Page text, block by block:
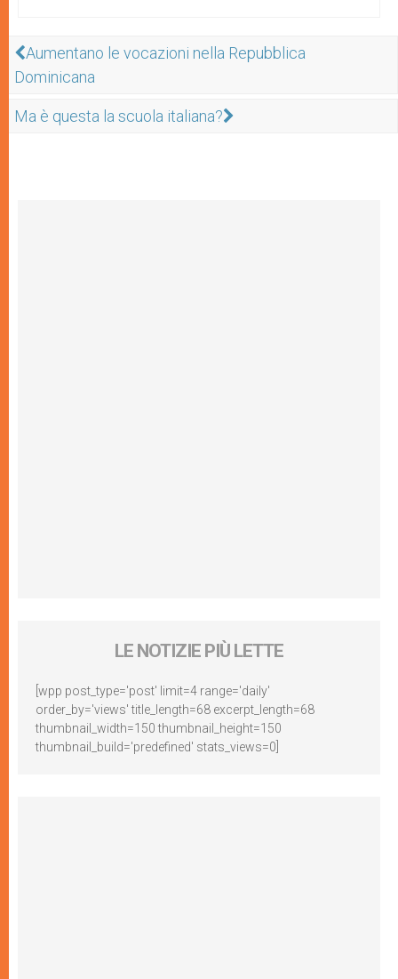
Aumentano le vocazioni nella Repubblica
Dominicana
Ma è questa la scuola italiana?
LE NOTIZIE PIÙ LETTE
[wpp post_type='post' limit=4 range='daily'
order_by='views' title_length=68 excerpt_length=68
thumbnail_width=150 thumbnail_height=150
thumbnail_build='predefined' stats_views=0]